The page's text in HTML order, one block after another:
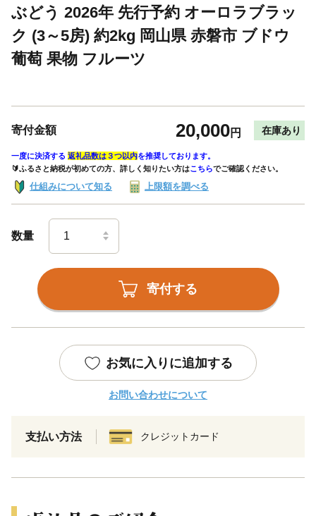
ぶどう 2026年 先行予約 オーロラブラッ
ク (3～5房) 約2kg 岡山県 赤磐市 ブドウ
葡萄 果物 フルーツ
寄付金額 20,000円 在庫あり
一度に決済する 返礼品数は３つ以内を推奨しております。
🔰ふるさと納税が初めての方、詳しく知りたい方はこちらでご確認ください。
仕組みについて知る 上限額を調べる
数量
寄付する
お気に入りに追加する
お問い合わせについて
支払い方法 クレジットカード